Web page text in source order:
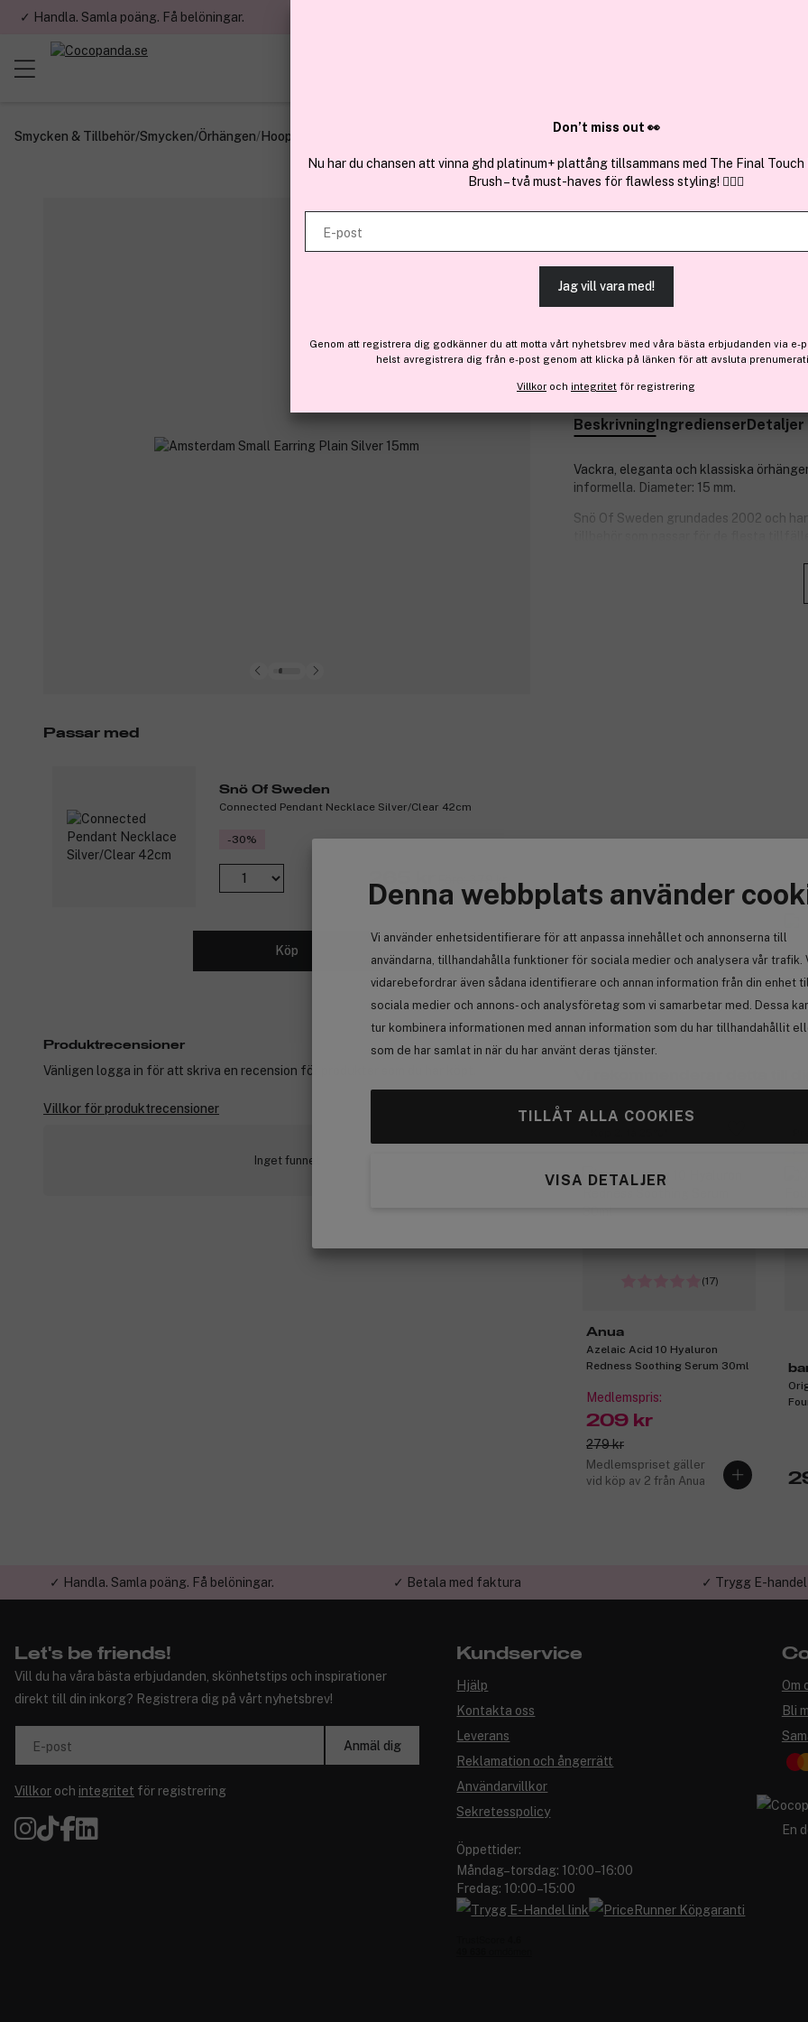
Denna webbplats använder
Vi använder enhetsidentifierare för att anpassa innehållet och annonserna till
användarna, tillhandahålla funktioner för sociala medier och analysera vår trafik.
vidarebefordrar även sådana identifierare och annan information från din enhet
sociala medier och annons- och analysföretag som vi samarbetar med. Dessa
tur kombinera informationen med annan information som du har tillhandahållit
som de har samlat in när du har använt deras tjänster.
TILLÅT ALLA COOKIES
VISA DETALJER
✓ Handla. Samla poäng. Få belöningar.
✓ Över 1,5
Smycken & Tillbehör/Smycken/Örhängen/Hoops
Snö Of
Amsterdam Small Earring
-20%
189 kr
Finns online
BeskrivningIngredienserDetaljer
Vackra, eleganta och klassiska
informella. Diameter: 15 mm.
Snö Of Sweden grundades 2002 och
Passar med
Snö Of Sweden
Connected Pendant Necklace Silver/Clear 42cm
-30%
Köp
Se
(17)
Anua
Azelaic Acid 10 Hyaluron
Redness Soothing Serum 30ml
Medlemspris:
209 kr
279 kr
Medlemspriset gäller
vid köp av 2 från Anua
Produktrecensioner
Vänligen logga in för att skriva en recension för produkter som du har köpt.
Villkor för produktrecensioner
Inget funnet
✓ Handla. Samla poäng. Få belöningar. ✓ Betala med faktura ✓ Trygg E-handel
Let's be friends!
Vill du ha våra bästa erbjudanden, skönhetstips och inspirationer
direkt till din inkorg? Registrera dig på vårt nyhetsbrev!
E-post Anmäl dig
Villkor och integritet för registrering
Kundservice
Hjälp
Kontakta oss
Leverans
Reklamation och ångerrätt
Användarvillkor
Sekretesspolicy
Öppettider:
Måndag–torsdag: 10:00–16:00
Fredag: 10:00–15:00
Om
Bli
En
Don’t miss out 👀
Nu har du chansen att vinna ghd platinum+ plattång tillsammans med The Final
Brush – två must-haves för flawless styling! 💇‍♀️✨
E-post
Jag vill vara med!
Genom att registrera dig godkänner du att motta vårt nyhetsbrev med våra bästa erbjudanden via e-
helst avregistrera dig från e-post genom att klicka på länken för att avsluta
Villkor och integritet för registrering